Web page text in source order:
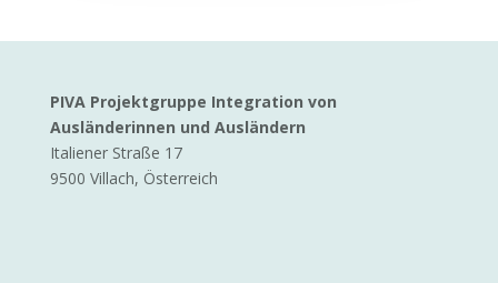
PIVA Projektgruppe Integration von
Ausländerinnen und Ausländern
Italiener Straße 17
9500 Villach, Österreich